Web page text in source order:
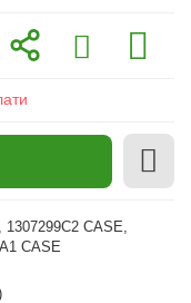
1307299C2 CASE,
CASE